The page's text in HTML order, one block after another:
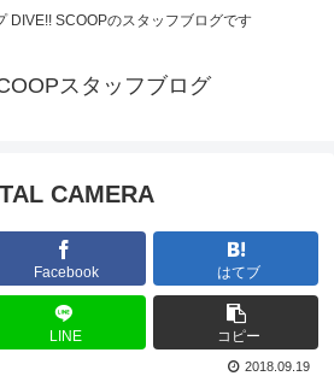
DIVE!! SCOOPのスタッフブログです
スタッフブログ
CAMERA
Facebook はてブ
LINE コピー
2018.09.19